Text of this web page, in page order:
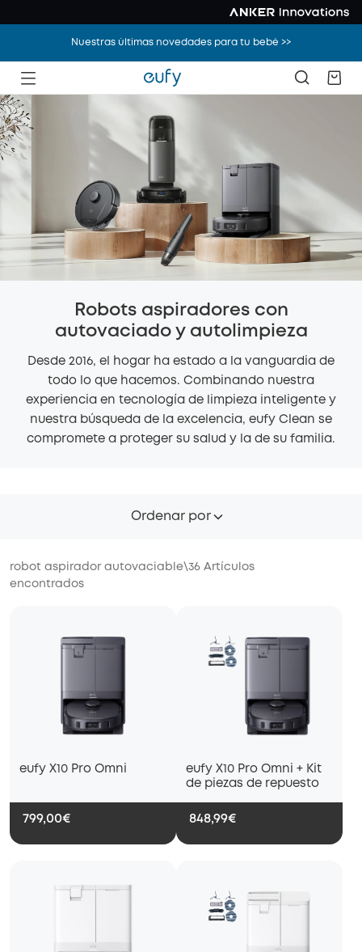
Nuestras últimas novedades para tu bebé >>
Robots aspiradores con
autovaciado y autolimpieza
Desde 2016, el hogar ha estado a la vanguardia de
todo lo que hacemos. Combinando nuestra
experiencia en tecnología de limpieza inteligente y
nuestra búsqueda de la excelencia, eufy Clean se
compromete a proteger su salud y la de su familia.
Ordenar por
robot aspirador autovaciable\36 Artículos
encontrados
eufy X10 Pro Omni
799,00€
eufy X10 Pro Omni + Kit
de piezas de repuesto
848,99€